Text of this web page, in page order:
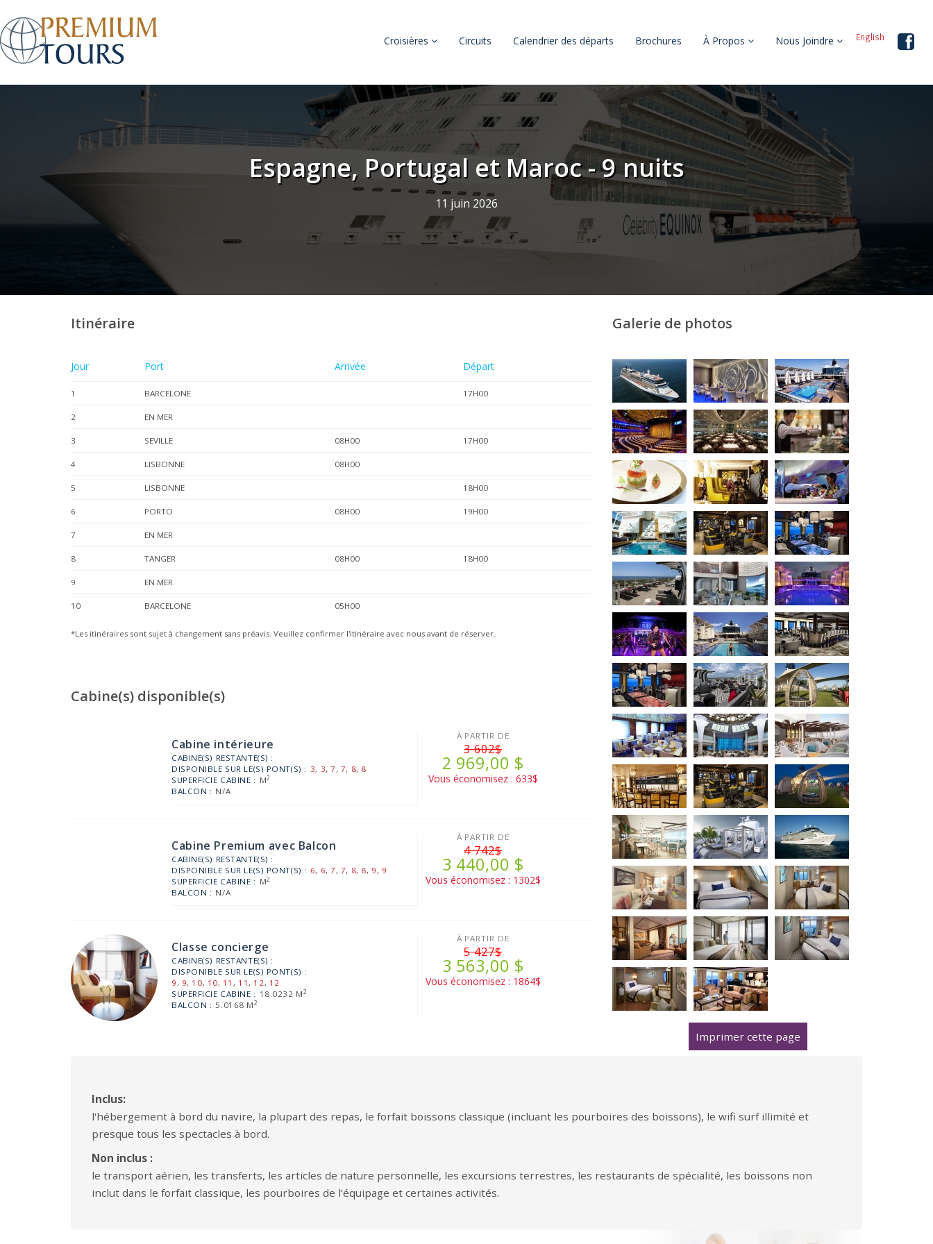
Croisières Circuits Calendrier des départs Brochures À Propos Nous Joindre English
Espagne, Portugal et Maroc - 9 nuits
11 juin 2026
Itinéraire
Jour Port Arrivée Départ
1 BARCELONE 17H00
2 EN MER
3 SEVILLE 08H00 17H00
4 LISBONNE 08H00
5 LISBONNE 18H00
6 PORTO 08H00 19H00
7 EN MER
8 TANGER 08H00 18H00
9 EN MER
10 BARCELONE 05H00
*Les itinéraires sont sujet à changement sans préavis. Veuillez confirmer l'itinéraire avec nous avant de réserver.
Cabine(s) disponible(s)
Cabine intérieure
CABINE(S) RESTANTE(S) :
DISPONIBLE SUR LE(S) PONT(S) : 3, 3,7, 7, 8, 8
SUPERFICIE CABINE : M2
BALCON : N/A
À PARTIR DE
3 602$
2 969,00 $
Vous économisez : 633$
Cabine Premium avec Balcon
CABINE(S) RESTANTE(S) :
DISPONIBLE SUR LE(S) PONT(S) : 6, 6,7, 7, 8, 8, 9, 9
SUPERFICIE CABINE : M2
BALCON : N/A
À PARTIR DE
4 742$
3 440,00 $
Vous économisez : 1302$
Classe concierge
CABINE(S) RESTANTE(S) :
DISPONIBLE SUR LE(S) PONT(S) :
9, 9, 10, 10, 11 , 11, 12, 12
SUPERFICIE CABINE : 18.0232 M2
BALCON : 5.0168 M2
À PARTIR DE
5 427$
3 563,00 $
Vous économisez : 1864$
Galerie de photos
Imprimer cette page
Inclus:
l'hébergement à bord du navire, la plupart des repas, le forfait boissons classique (incluant les pourboires des boissons), le wifi surf illimité et
presque tous les spectacles à bord.
Non inclus :
le transport aérien, les transferts, les articles de nature personnelle, les excursions terrestres, les restaurants de spécialité, les boissons non
inclut dans le forfait classique, les pourboires de l’équipage et certaines activités.